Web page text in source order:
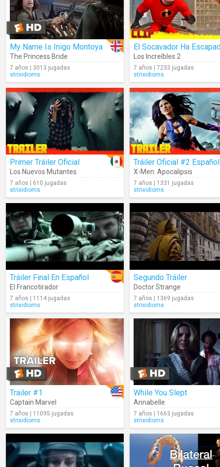
My Name Is Inigo Montoya
The Princess Bride
7 años | 3013 jugadas
strixidioms
‭El Socavador Ha
Los Increíbles 2
7 años | 7233 jugadas
strixidioms
Primer Tráiler Oficial
Los Nuevos Mutantes
7 años | 610 jugadas
strixidioms
X-Men: Apocalipsis
7 años | 1331 jugadas
strixidioms
Tráiler Final En Español
El Francotirador
7 años | 1114 jugadas
strixidioms
Segundo Tráiler
Doctor Strange
7 años | 1369 jugadas
strixidioms
Trailer #1
Captain Marvel
7 años | 11095 jugadas
strixidioms
While You Slept
Annabelle
7 años | 1663 jugadas
strixidioms